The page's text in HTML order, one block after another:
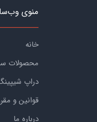
منوی
خانه
محصولات
دراپ
قوانین و
درباره ما